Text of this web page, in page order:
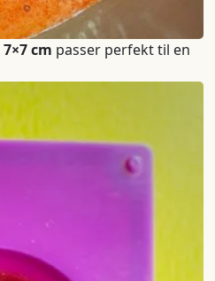
7×7 cm passer perfekt til en